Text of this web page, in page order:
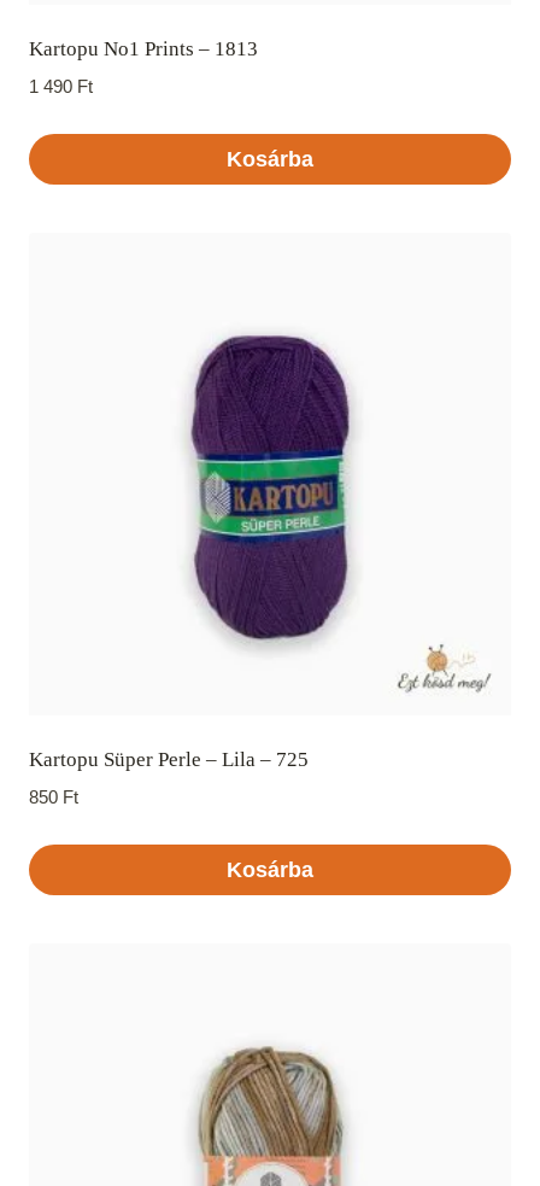
Kartopu No1 Prints – 1813
1 490 Ft
Kosárba
Kartopu Süper Perle – Lila – 725
850 Ft
Kosárba